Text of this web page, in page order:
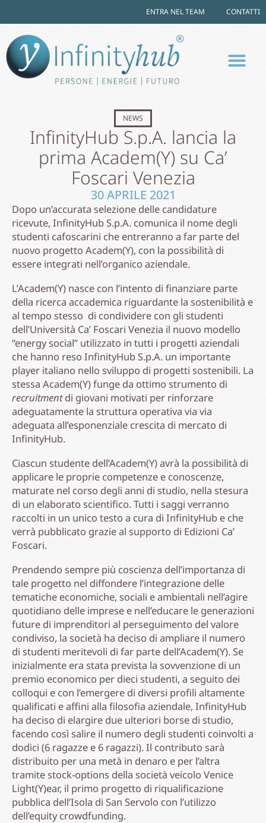
ENTRA NEL TEAM CONTATTI
NEWS
InfinityHub S.p.A. lancia la
prima Academ(Y) su Ca’
Foscari Venezia
30 APRILE 2021
Dopo un’accurata selezione delle candidature
ricevute, InfinityHub S.p.A. comunica il nome degli
studenti cafoscarini che entreranno a far parte del
nuovo progetto Academ(Y), con la possibilità di
essere integrati nell’organico aziendale.
L’Academ(Y) nasce con l’intento di finanziare parte
della ricerca accademica riguardante la sostenibilità e
al tempo stesso di condividere con gli studenti
dell’Università Ca’ Foscari Venezia il nuovo modello
“energy social” utilizzato in tutti i progetti aziendali
che hanno reso InfinityHub S.p.A. un importante
player italiano nello sviluppo di progetti sostenibili. La
stessa Academ(Y) funge da ottimo strumento di
recruitmentdi giovani motivati per rinforzare
adeguatamente la struttura operativa via via
adeguata all’esponenziale crescita di mercato di
InfinityHub.
Ciascun studente dell’Academ(Y) avrà la possibilità di
applicare le proprie competenze e conoscenze,
maturate nel corso degli anni di studio, nella stesura
di un elaborato scientifico. Tutti i saggi verranno
raccolti in un unico testo a cura di InfinityHub e che
verrà pubblicato grazie al supporto di Edizioni Ca’
Foscari.
Prendendo sempre più coscienza dell’importanza di
tale progetto nel diffondere l’integrazione delle
tematiche economiche, sociali e ambientali nell’agire
quotidiano delle imprese e nell’educare le generazioni
future di imprenditori al perseguimento del valore
condiviso, la società ha deciso di ampliare il numero
di studenti meritevoli di far parte dell’Academ(Y). Se
inizialmente era stata prevista la sovvenzione di un
premio economico per dieci studenti, a seguito dei
colloqui e con l’emergere di diversi profili altamente
qualificati e affini alla filosofia aziendale, InfinityHub
ha deciso di elargire due ulteriori borse di studio,
facendo così salire il numero degli studenti coinvolti a
dodici (6 ragazze e 6 ragazzi). Il contributo sarà
distribuito per una metà in denaro e per l’altra
tramite stock-options della società veicolo Venice
Light(Y)ear, il primo progetto di riqualificazione
pubblica dell’Isola di San Servolo con l’utilizzo
dell’equity crowdfunding.